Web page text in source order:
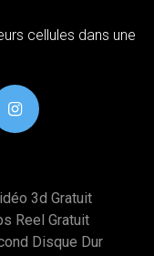
cellules dans une
3d Gratuit
Reel Gratuit
Disque Dur